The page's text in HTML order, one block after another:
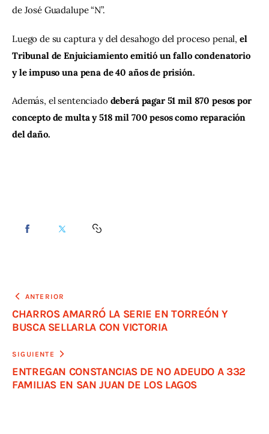
de José Guadalupe “N”.
Luego de su captura y del desahogo del proceso penal, el
Tribunal de Enjuiciamiento emitió un fallo condenatorio
y le impuso una pena de 40 años de prisión.
Además, el sentenciado deberá pagar 51 mil 870 pesos por
concepto de multa y 518 mil 700 pesos como reparación
del daño.
ANTERIOR
CHARROS AMARRÓ LA SERIE EN TORREÓN Y
BUSCA SELLARLA CON VICTORIA
SIGUIENTE
ENTREGAN CONSTANCIAS DE NO ADEUDO A 332
FAMILIAS EN SAN JUAN DE LOS LAGOS